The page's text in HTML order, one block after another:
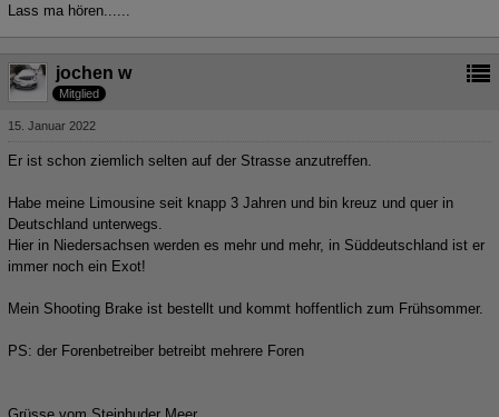
Lass ma hören......
jochen w
Mitglied
15. Januar 2022
Er ist schon ziemlich selten auf der Strasse anzutreffen.
Habe meine Limousine seit knapp 3 Jahren und bin kreuz und quer in
Deutschland unterwegs.
Hier in Niedersachsen werden es mehr und mehr, in Süddeutschland ist er
immer noch ein Exot!
Mein Shooting Brake ist bestellt und kommt hoffentlich zum Frühsommer.
PS: der Forenbetreiber betreibt mehrere Foren